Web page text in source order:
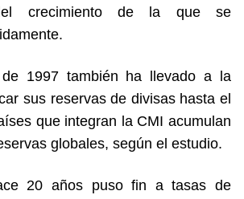
crecimiento de la que se
1997 también ha llevado a la
sus reservas de divisas hasta el
que integran la CMI acumulan
globales, según el estudio.
20 años puso fin a tasas de